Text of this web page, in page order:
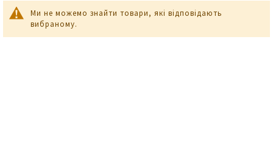
Ми не можемо знайти товари, які відповідають
вибраному.